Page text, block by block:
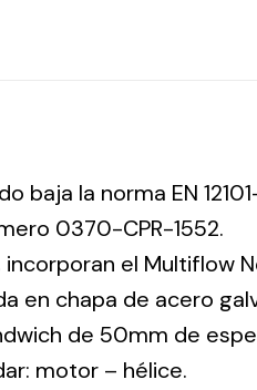
baja la norma EN
0370-CPR-1552.
incorporan el Multiflow
en chapa de acero
de 50mm de
motor – hélice.